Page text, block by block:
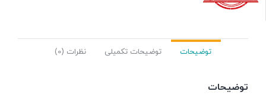
توضیحات توضیحات تکمیلی نظرات (0)
توضیحات